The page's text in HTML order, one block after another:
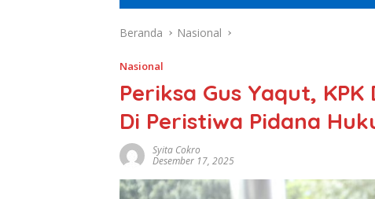
Beranda Nasional
Nasional
Periksa Gus Yaqut,
Di Peristiwa Pidana
Syita Cokro
Desember 17, 2025